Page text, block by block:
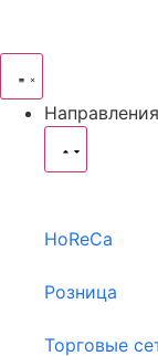
Направления
HoReCa
Розница
Торговые